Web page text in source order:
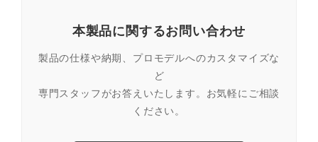
本製品に関するお問い合わせ
製品の仕様や納期、プロモデルへのカスタマイズな
ど
専門スタッフがお答えいたします。お気軽にご相談
ください。